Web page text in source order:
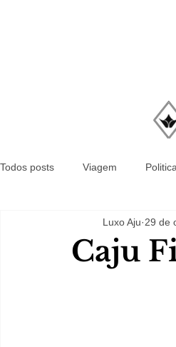
Todos posts Viagem Politica
Caju
Luxo Aju 29 de